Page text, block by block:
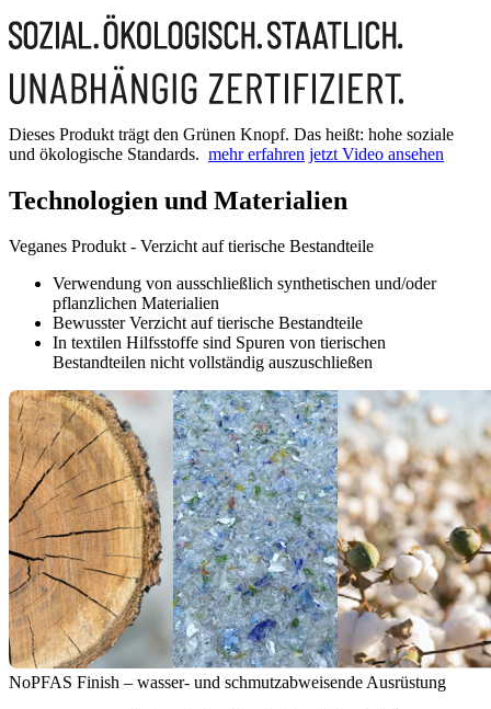
Dieses Produkt trägt den Grünen Knopf. Das heißt: hohe soziale
und ökologische Standards. mehr erfahren jetzt Video ansehen
Technologien und Materialien
Veganes Produkt - Verzicht auf tierische Bestandteile
Verwendung von ausschließlich synthetischen und/oder
pflanzlichen Materialien
Bewusster Verzicht auf tierische Bestandteile
In textilen Hilfsstoffe sind Spuren von tierischen
Bestandteilen nicht vollständig auszuschließen
NoPFAS Finish – wasser- und schmutzabweisende Ausrüstung